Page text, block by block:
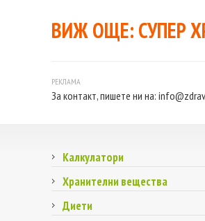
ВИЖ ОЩЕ: СУПЕР
За контакт, пишете ни на:
Калкулатори
Хранителни вещества
Диети